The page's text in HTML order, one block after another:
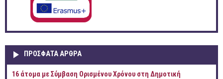
ΠΡOΣΦΑΤΑ AΡΘΡΑ
16 άτομα με Σύμβαση Ορισμένου Χρόνου στη Δημοτική